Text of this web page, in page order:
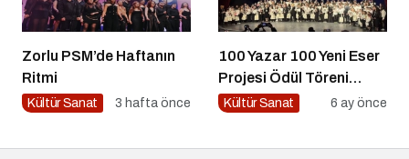
Zorlu PSM’de Haftanın
Ritmi
Kültür Sanat 3 hafta önce
100 Yazar 100 Yeni Eser
Projesi Ödül Töreni
Gerçekleşti
Kültür Sanat 6 ay önce